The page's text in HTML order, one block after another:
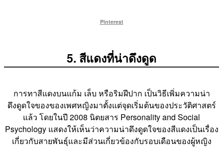
Pinterest
5. สีแดงที่น่าดึงดูด
การทาสีแดงบนแก้ม เล็บ หรือริมฝีปาก เป็นวิธีเพิ่มความน่า
ดึงดูดใจของของเพศหญิงมาตั้งแต่จุดเริ่มต้นของประวัติศาสตร์
แล้ว โดยในปี 2008 นิตยสาร Personality and Social
Psychology แสดงให้เห็นว่าความน่าดึงดูดใจของสีแดงเป็นเรื่อง
เกี่ยวกับสายพันธุ์และมีส่วนเกี่ยวข้องกับรอบเดือนของผู้หญิง